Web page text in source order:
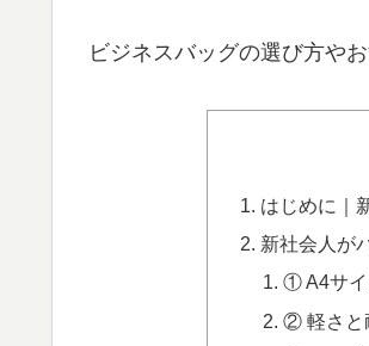
ビジネスバッグの選び方や
はじめに｜
新社会人が
① A4サイ
② 軽さと